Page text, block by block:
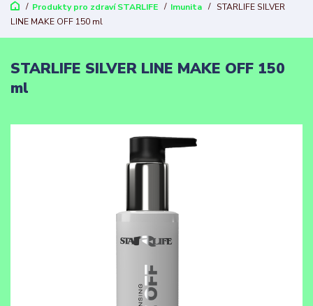
Produkty pro zdraví STARLIFE Imunita
STARLIFE SILVER
LINE MAKE OFF 150 ml
STARLIFE SILVER LINE MAKE OFF 150
ml